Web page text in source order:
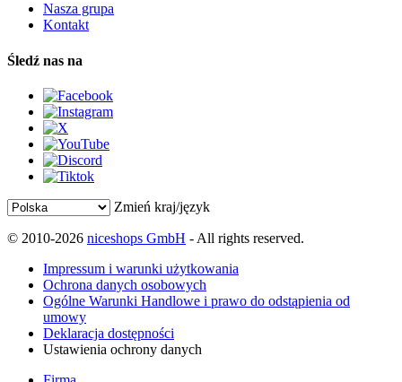
Nasza grupa
Kontakt
Śledź nas na
Zmień kraj/język
© 2010-2026 niceshops GmbH - All rights reserved.
Impressum i warunki użytkowania
Ochrona danych osobowych
Ogólne Warunki Handlowe i prawo do odstąpienia od
umowy
Deklaracja dostępności
Ustawienia ochrony danych